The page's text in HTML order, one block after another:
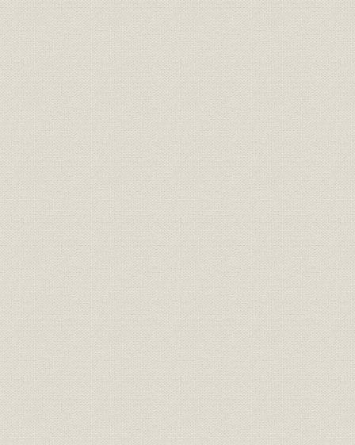
1. 4・8プロジェクトの実施
2. 高級塗工紙技術の確立
3. 4・8プロジェクト後の合理化増強工事
第3節 安定生産の確立に向けて
1. 品質保証システムの確立
2. エネルギーの転換と原料対策
3. 製品分野の拡大
第4節 商材事業への進出
1. 山林事業強化拡大への試み
2. 事業部制からの撤退
第5節 事業活動の円滑化を求めて
1. 系列会社による流通・加工機能の強化
2. その他